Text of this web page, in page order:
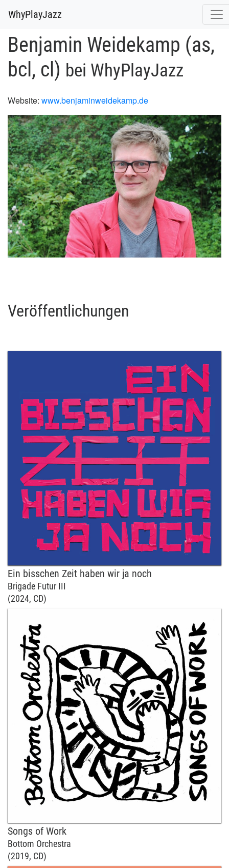
WhyPlayJazz
Benjamin Weidekamp (as,
bcl, cl) bei WhyPlayJazz
Website: www.benjaminweidekamp.de
Veröffentlichungen
Ein bisschen Zeit haben wir ja noch
Brigade Futur III
(2024, CD)
Songs of Work
Bottom Orchestra
(2019, CD)